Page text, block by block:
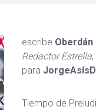
escribe
Redactor Estrella
para
Tiempo de